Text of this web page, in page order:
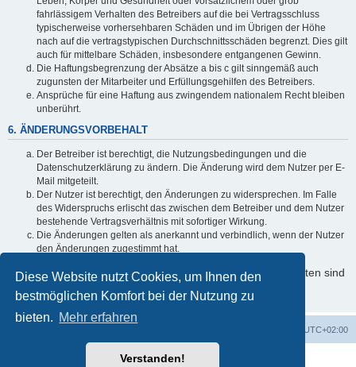
Diese Website nutzt Cookies, um Ihnen den
bestmöglichen Komfort bei der Nutzung zu
bieten. Mehr erfahren
Verstanden!
fahrlässigem Verhalten des Betreibers auf die bei Vertragsschluss
typischerweise vorhersehbaren Schäden und im Übrigen der Höhe
nach auf die vertragstypischen Durchschnittsschäden begrenzt. Dies gilt
auch für mittelbare Schäden, insbesondere entgangenen Gewinn.
Die Haftungsbegrenzung der Absätze a bis c gilt sinngemäß auch
zugunsten der Mitarbeiter und Erfüllungsgehilfen des Betreibers.
Ansprüche für eine Haftung aus zwingendem nationalem Recht bleiben
unberührt.
6. ÄNDERUNGSVORBEHALT
Der Betreiber ist berechtigt, die Nutzungsbedingungen und die
Datenschutzerklärung zu ändern. Die Änderung wird dem Nutzer per E-
Mail mitgeteilt.
Der Nutzer ist berechtigt, den Änderungen zu widersprechen. Im Falle
des Widerspruchs erlischt das zwischen dem Betreiber und dem Nutzer
bestehende Vertragsverhältnis mit sofortiger Wirkung.
Die Änderungen gelten als anerkannt und verbindlich, wenn der Nutzer
den Änderungen zugestimmt hat.
Informationen über den Umgang mit Ihren persönlichen Daten sind
in der Datenschutzerklärung enthalten.
UTC+02:00
Powered byphpBB® Forum Software © phpBB Limited